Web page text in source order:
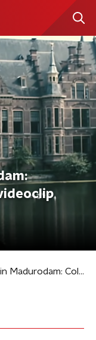
Chris Martin in Madurodam: Coldplays 'onbekende' videoclip van Viva La Vida